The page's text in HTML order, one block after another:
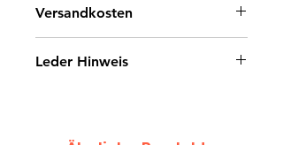
Größe: DIN A3 (42 cm x 30 cm)
Versandkosten
Jedes weitere Stück/Bestellung ist
Leder Hinweis